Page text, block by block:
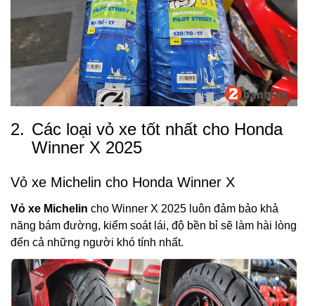
2. Các loại vỏ xe tốt nhất cho Honda
Winner X 2025
Vỏ xe Michelin cho Honda Winner X
Vỏ xe Michelin cho Winner X 2025 luôn đảm bảo khả
năng bám đường, kiểm soát lái, độ bền bỉ sẽ làm hài lòng
đến cả những người khó tính nhất.